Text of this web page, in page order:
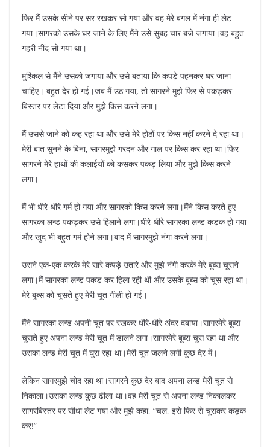
फिर मैं उसके सीने पर सर रखकर सो गया और वह मेरे बगल में नंगा ही लेट
गया।सागरको उसके घर जाने के लिए मैंने उसे सुबह चार बजे जगाया।वह बहुत
गहरी नींद सो गया था।
मुश्किल से मैंने उसको जगाया और उसे बताया कि कपड़े पहनकर घर जाना
चाहिए। बहुत देर हो गई।जब मैं उठ गया, तो सागरने मुझे फिर से पकड़कर
बिस्तर पर लेटा दिया और मुझे किस करने लगा।
मैं उससे जाने को कह रहा था और उसे मेरे होठों पर किस नहीं करने दे रहा था।
मेरी बात सुनने के बिना, सागरमुझे गरदन और गाल पर किस कर रहा था।फिर
सागरने मेरे हाथों की कलाईयों को कसकर पकड़ लिया और मुझे किस करने
लगा।
मैं भी धीरे-धीरे गर्म हो गया और सागरको किस करने लगा।मैंने किस करते हुए
सागरका लन्ड पकड़कर उसे हिलाने लगा।धीरे-धीरे सागरका लन्ड कड़क हो गया
और खुद भी बहुत गर्म होने लगा।बाद में सागरमुझे नंगा करने लगा।
उसने एक-एक करके मेरे सारे कपड़े उतारे और मुझे नंगी करके मेरे बूब्स चूसने
लगा।मैं सागरका लन्ड पकड़ कर हिला रही थी और उसके बूब्स को चूस रहा था।
मेरे बूब्स को चूसते हुए मेरी चूत गीली हो गई।
मैंने सागरका लन्ड अपनी चूत पर रखकर धीरे-धीरे अंदर दबाया।सागरमेरे बूब्स
चूसते हुए अपना लन्ड मेरी चूत में डालने लगा।सागरमेरे बूब्स चूस रहा था और
उसका लन्ड मेरी चूत में घुस रहा था।मेरी चूत जलने लगी कुछ देर में।
लेकिन सागरमुझे चोद रहा था।सागरने कुछ देर बाद अपना लन्ड मेरी चूत से
निकाला।उसका लन्ड कुछ ढीला था।वह मेरी चूत से अपना लन्ड निकालकर
सागरबिस्तर पर सीधा लेट गया और मुझे कहा, “चल, इसे फिर से चूसकर कड़क
कर!”